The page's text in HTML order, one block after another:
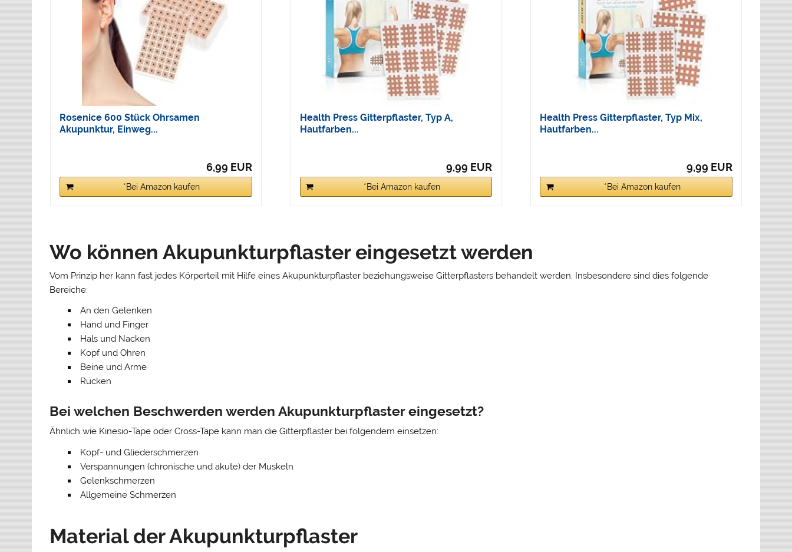
Rosenice 600 Stück Ohrsamen
Akupunktur, Einweg...
6,99 EUR
*Bei Amazon kaufen
Health Press Gitterpflaster, Typ A,
Hautfarben...
9,99 EUR
*Bei Amazon kaufen
Health Press Gitterpflaster, Typ Mix,
Hautfarben...
9,99 EUR
*Bei Amazon kaufen
Wo können Akupunkturpflaster eingesetzt werden
Vom Prinzip her kann fast jedes Körperteil mit Hilfe eines Akupunkturpflaster beziehungsweise Gitterpflasters behandelt werden. Insbesondere sind dies folgende
Bereiche:
An den Gelenken
Hand und Finger
Hals und Nacken
Kopf und Ohren
Beine und Arme
Rücken
Bei welchen Beschwerden werden Akupunkturpflaster eingesetzt?
Ähnlich wie Kinesio-Tape oder Cross-Tape kann man die Gitterpflaster bei folgendem einsetzen:
Kopf- und Gliederschmerzen
Verspannungen (chronische und akute) der Muskeln
Gelenkschmerzen
Allgemeine Schmerzen
Material der Akupunkturpflaster